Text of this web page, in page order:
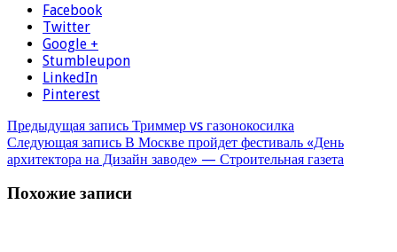
Facebook
Twitter
Google +
Stumbleupon
LinkedIn
Pinterest
Предыдущая запись Триммер vs газонокосилка
Следующая запись В Москве пройдет фестиваль «День
архитектора на Дизайн заводе» — Строительная газета
Похожие записи